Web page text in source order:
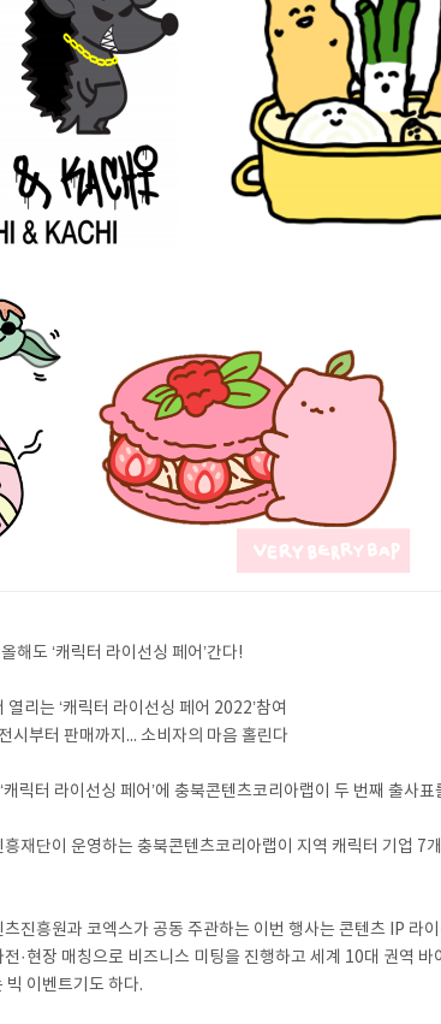
해도 ‘캐릭터 라이선싱 페어’간다!
리는 ‘캐릭터 라이선싱 페어 2022’참여
시부터 판매까지... 소비자의 마음 홀린다
릭터 라이선싱 페어’에 충북콘텐츠코리아랩이 두 번째 출사표
재단이 운영하는 충북콘텐츠코리아랩이 지역 캐릭터 기업
진흥원과 코엑스가 공동 주관하는 이번 행사는 콘텐츠 IP
·현장 매칭으로 비즈니스 미팅을 진행하고 세계 10대 권역
빅 이벤트기도 하다.